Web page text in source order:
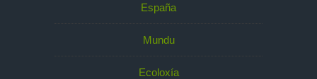
España
Mundu
Ecoloxía